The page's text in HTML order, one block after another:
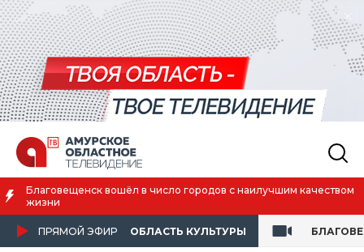
Благовещенск вошёл в число городов с наилучшим качеством
жизни
ПРЯМОЙ ЭФИР ОБЛАСТЬ КУЛЬТУРЫ